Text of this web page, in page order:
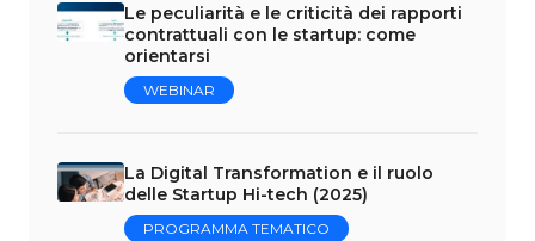
Le peculiarità e le criticità dei rapporti
contrattuali con le startup: come
orientarsi
WEBINAR
La Digital Transformation e il ruolo
delle Startup Hi-tech (2025)
PROGRAMMA TEMATICO